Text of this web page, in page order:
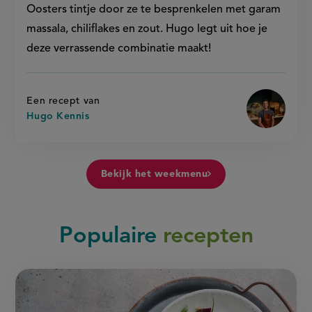
Oosters tintje door ze te besprenkelen met garam
massala, chiliflakes en zout. Hugo legt uit hoe je
deze verrassende combinatie maakt!
Een recept van
Hugo Kennis
Bekijk het weekmenu
Populaire recepten